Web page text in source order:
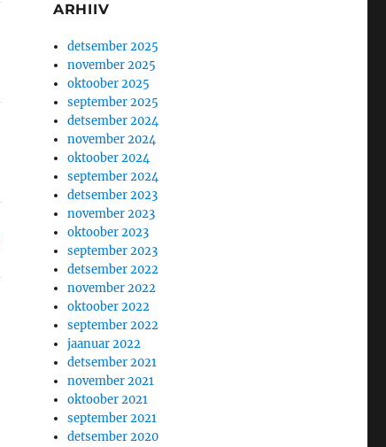
ARHIIV
detsember 2025
november 2025
oktoober 2025
september 2025
detsember 2024
november 2024
oktoober 2024
september 2024
detsember 2023
november 2023
oktoober 2023
september 2023
detsember 2022
november 2022
oktoober 2022
september 2022
jaanuar 2022
detsember 2021
november 2021
oktoober 2021
september 2021
detsember 2020